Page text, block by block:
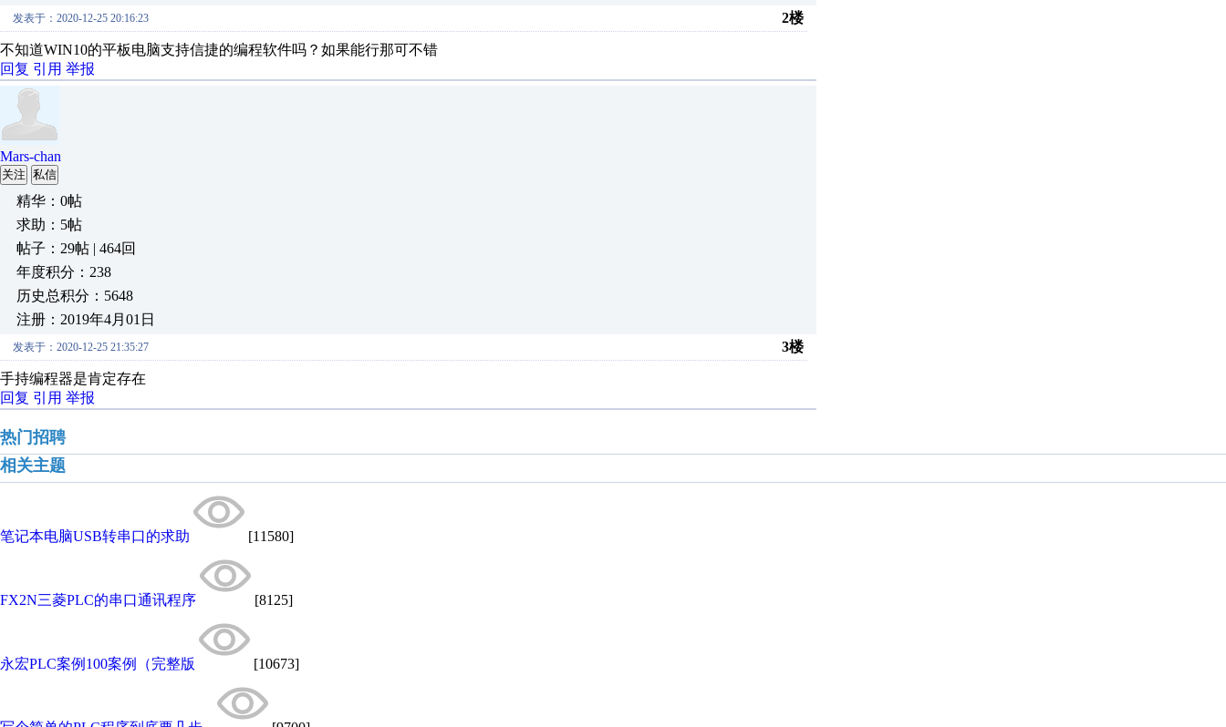
发表于：2020-12-25 20:16:23 2楼
不知道WIN10的平板电脑支持信捷的编程软件吗？如果能行那可不错
回复 引用 举报
Mars-chan
关注 私信
精华：0帖
求助：5帖
帖子：29帖 | 464回
年度积分：238
历史总积分：5648
注册：2019年4月01日
发表于：2020-12-25 21:35:27 3楼
手持编程器是肯定存在
回复 引用 举报
热门招聘
相关主题
笔记本电脑USB转串口的求助 [11580]
FX2N三菱PLC的串口通讯程序 [8125]
永宏PLC案例100案例（完整版 [10673]